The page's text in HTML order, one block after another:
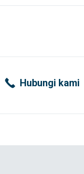
Hubungi kami